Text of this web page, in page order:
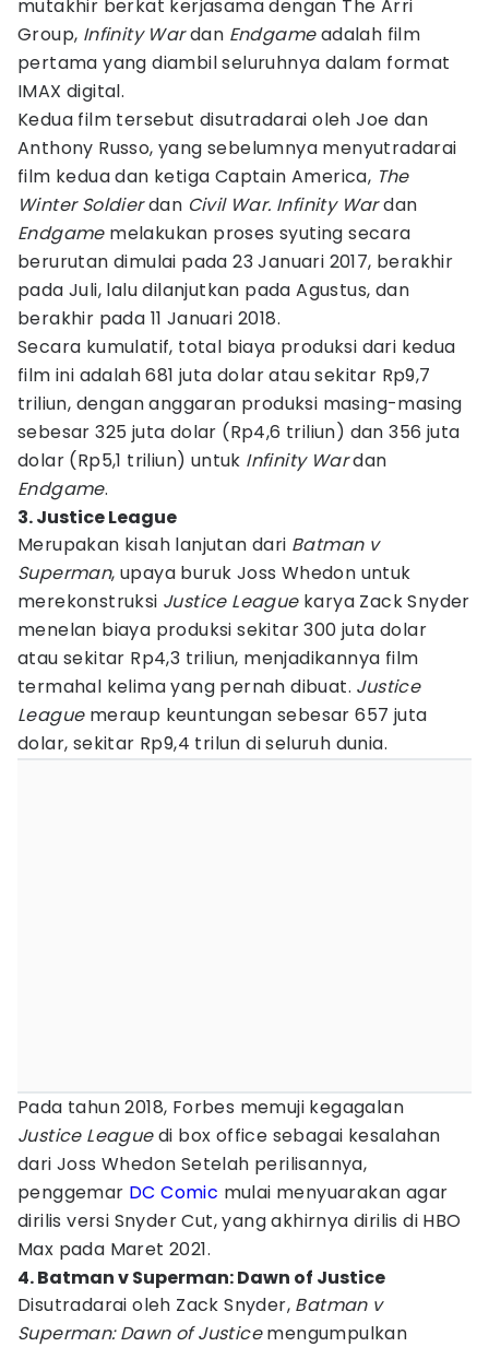
mutakhir berkat kerjasama dengan The Arri
Group, Infinity Wardan Endgameadalah film
pertama yang diambil seluruhnya dalam format
IMAX digital.
Kedua film tersebut disutradarai oleh Joe dan
Anthony Russo, yang sebelumnya menyutradarai
film kedua dan ketiga Captain America, The
Winter Soldierdan Civil War. Infinity Wardan
Endgamemelakukan proses syuting secara
berurutan dimulai pada 23 Januari 2017, berakhir
pada Juli, lalu dilanjutkan pada Agustus, dan
berakhir pada 11 Januari 2018.
Secara kumulatif, total biaya produksi dari kedua
film ini adalah 681 juta dolar atau sekitar Rp9,7
triliun, dengan anggaran produksi masing-masing
sebesar 325 juta dolar (Rp4,6 triliun) dan 356 juta
dolar (Rp5,1 triliun) untuk Infinity Wardan
Endgame.
3. Justice League
Merupakan kisah lanjutan dari Batman v
Superman, upaya buruk Joss Whedon untuk
merekonstruksi Justice Leaguekarya Zack Snyder
menelan biaya produksi sekitar 300 juta dolar
atau sekitar Rp4,3 triliun, menjadikannya film
termahal kelima yang pernah dibuat. Justice
Leaguemeraup keuntungan sebesar 657 juta
dolar, sekitar Rp9,4 trilun di seluruh dunia.
Pada tahun 2018, Forbes memuji kegagalan
Justice Leaguedi box office sebagai kesalahan
dari Joss Whedon Setelah perilisannya,
penggemar DC Comic mulai menyuarakan agar
dirilis versi Snyder Cut, yang akhirnya dirilis di HBO
Max pada Maret 2021.
4. Batman v Superman: Dawn of Justice
Disutradarai oleh Zack Snyder, Batman v
Superman: Dawn of Justicemengumpulkan